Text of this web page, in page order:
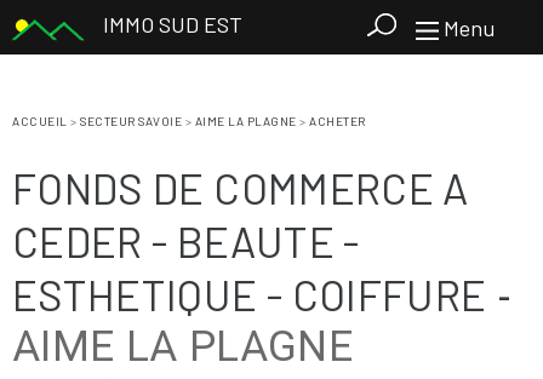
IMMO SUD EST Menu
ACCUEIL > SECTEUR SAVOIE > AIME LA PLAGNE > ACHETER
FONDS DE COMMERCE A
CEDER - BEAUTE -
ESTHETIQUE - COIFFURE -
AIME LA PLAGNE